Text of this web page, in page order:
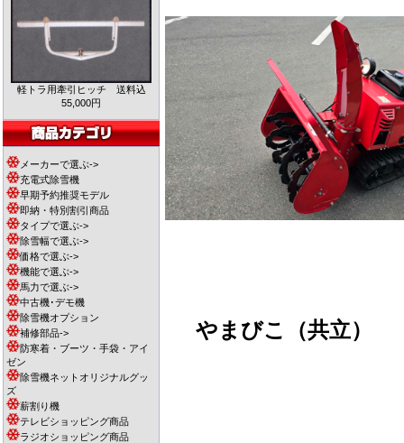
軽トラ用牽引ヒッチ 送料込
55,000円
メーカーで選ぶ->
充電式除雪機
早期予約推奨モデル
即納・特別割引商品
タイプで選ぶ->
除雪幅で選ぶ->
価格で選ぶ->
機能で選ぶ->
馬力で選ぶ->
中古機･デモ機
除雪機オプション
補修部品->
防寒着・ブーツ・手袋・アイ
ゼン
除雪機ネットオリジナルグッ
ズ
薪割り機
テレビショッピング商品
ラジオショッピング商品
やまびこ（共立）